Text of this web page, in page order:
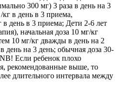
300 мг) 3 раза в день на 3
кг в день в 3 приема,
день в 3 приема; Дети 2-6 лет
начальная доза 10 мг/кг
10 мг/кг дважды в день на 2
день на 3 день; обычная доза 30-
Если ребенок плохо
рекомендованные выше, то
длительного интервала между